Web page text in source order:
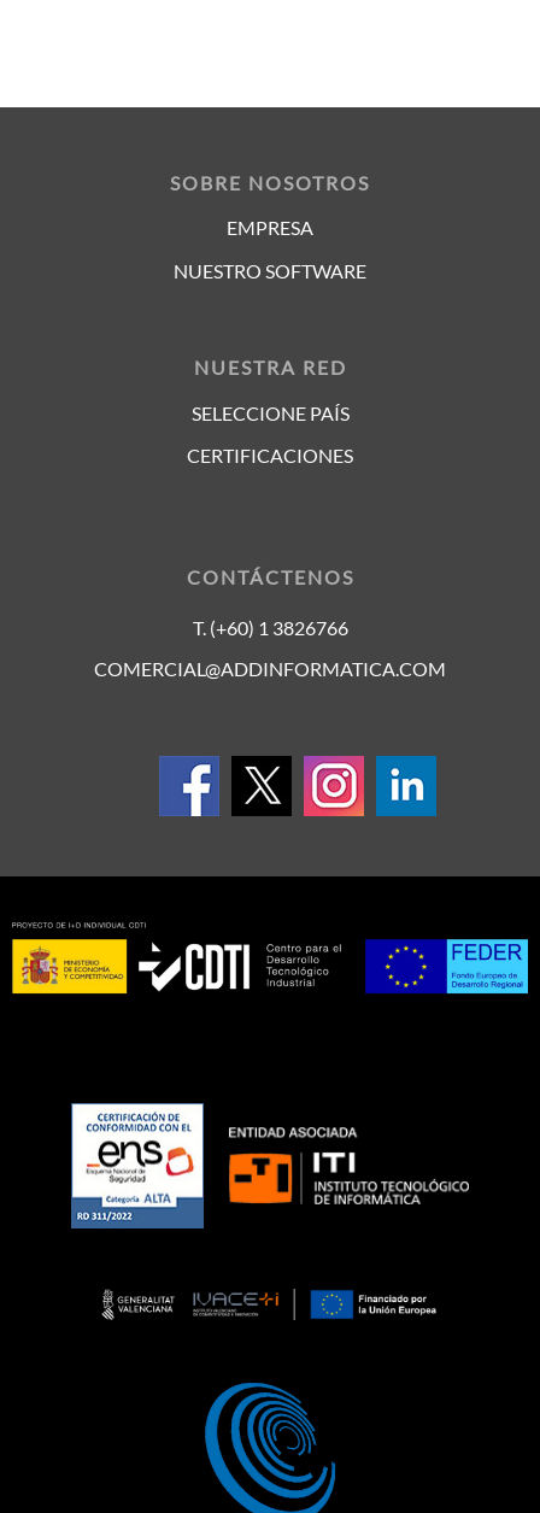
SOBRE NOSOTROS
EMPRESA
NUESTRO SOFTWARE
NUESTRA RED
SELECCIONE PAÍS
CERTIFICACIONES
CONTÁCTENOS
T. (+60) 1 3826766
COMERCIAL@ADDINFORMATICA.COM